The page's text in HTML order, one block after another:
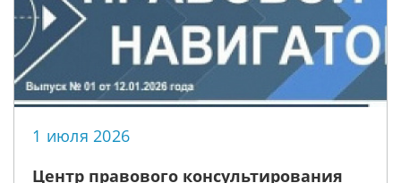
1 июля 2026
Центр правового консультирования